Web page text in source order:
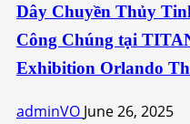
Dây Chuyền Thủy
Công Chúng tại
Exhibition Orlando
adminVO June 26, 2025